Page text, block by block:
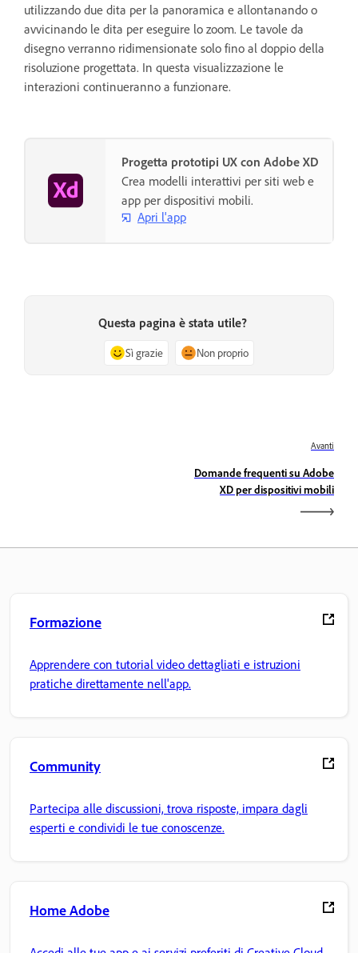
utilizzando due dita per la panoramica e allontanando o
avvicinando le dita per eseguire lo zoom. Le tavole da
disegno verranno ridimensionate solo fino al doppio della
risoluzione progettata. In questa visualizzazione le
interazioni continueranno a funzionare.
Progetta prototipi UX con Adobe XD
Crea modelli interattivi per siti web e
app per dispositivi mobili.
Apri l'app
Questa pagina è stata utile?
Sì grazie Non proprio
Avanti
Domande frequenti su Adobe
XD per dispositivi mobili
Formazione
Apprendere con tutorial video dettagliati e istruzioni
pratiche direttamente nell'app.
Community
Partecipa alle discussioni, trova risposte, impara dagli
esperti e condividi le tue conoscenze.
Home Adobe